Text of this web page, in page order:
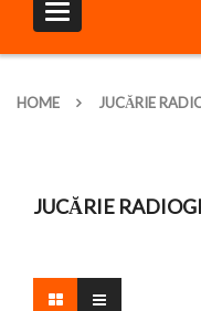
Toggle
navigation
HOME JUCĂRIE
JUCĂRIE